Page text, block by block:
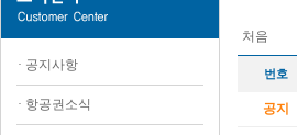
· 공지사항
· 항공권소식
처음
번호
공지